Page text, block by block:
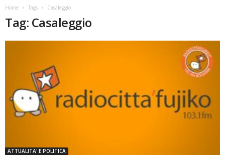
Home Tags Casaleggio
Tag: Casaleggio
ATTUALITA' E POLITICA